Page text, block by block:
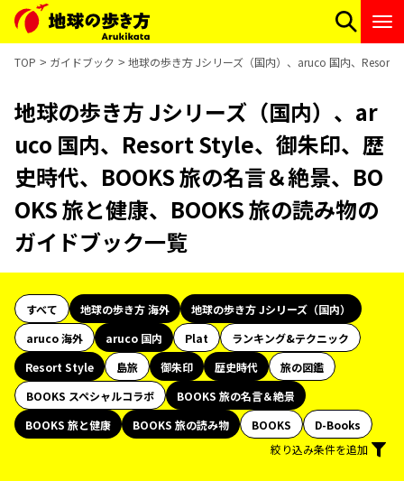
TOP ガイドブック 地球の歩き方 Jシリーズ（国内）、aruco 国内、Resort
地球の歩き方 Jシリーズ（国内）、ar
uco 国内、Resort Style、御朱印、歴
史時代、BOOKS 旅の名言＆絶景、BO
OKS 旅と健康、BOOKS 旅の読み物の
ガイドブック一覧
すべて 地球の歩き方 海外
地球の歩き方 Jシリーズ（国内）
aruco 海外
aruco 国内 Plat
ランキング&テクニック
Resort Style
島旅 御朱印 歴史時代
旅の図鑑
BOOKS スペシャルコラボ
BOOKS 旅の名言＆絶景
BOOKS 旅と健康
BOOKS 旅の読み物 BOOKS
D-Books
絞り込み条件を追加